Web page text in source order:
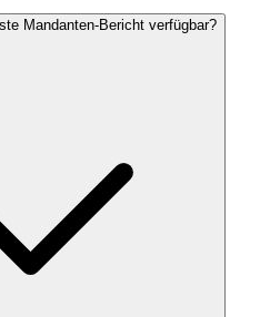
Mandanten-Bericht verfügbar?